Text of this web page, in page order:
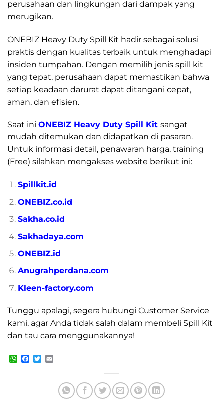
perusahaan dan lingkungan dari dampak yang
merugikan.
ONEBIZ Heavy Duty Spill Kit hadir sebagai solusi
praktis dengan kualitas terbaik untuk menghadapi
insiden tumpahan. Dengan memilih jenis spill kit
yang tepat, perusahaan dapat memastikan bahwa
setiap keadaan darurat dapat ditangani cepat,
aman, dan efisien.
Saat ini ONEBIZ Heavy Duty Spill Kit sangat
mudah ditemukan dan didapatkan di pasaran.
Untuk informasi detail, penawaran harga, training
(Free) silahkan mengakses website berikut ini:
Spillkit.id
ONEBIZ.co.id
Sakha.co.id
Sakhadaya.com
ONEBIZ.id
Anugrahperdana.com
Kleen-factory.com
Tunggu apalagi, segera hubungi Customer Service
kami, agar Anda tidak salah dalam membeli Spill Kit
dan tau cara menggunakannya!
WhatsApp
Facebook
Twitter